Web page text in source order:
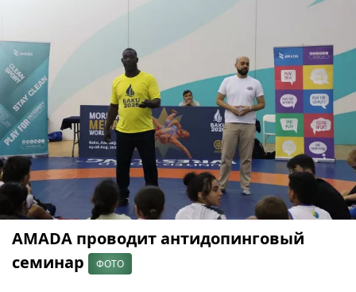
AMADA проводит антидопинговый
семинар
ФОТО